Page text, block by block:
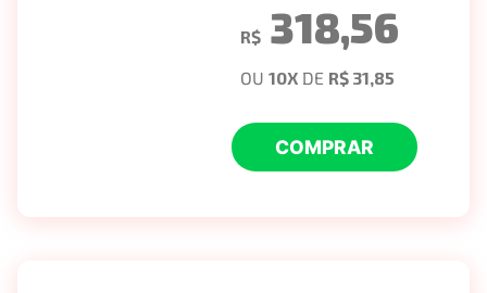
R$ 318,56
OU 10XDE R$ 31,85
COMPRAR